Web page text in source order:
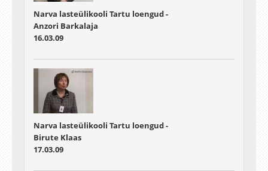
Narva lasteülikooli Tartu loengud -
Anzori Barkalaja
16.03.09
Narva lasteülikooli Tartu loengud -
Birute Klaas
17.03.09